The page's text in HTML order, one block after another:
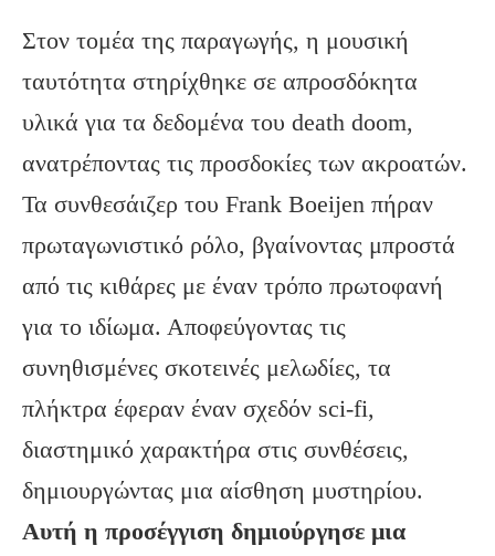
Στον τομέα της παραγωγής, η μουσική
ταυτότητα στηρίχθηκε σε απροσδόκητα
υλικά για τα δεδομένα του death doom,
ανατρέποντας τις προσδοκίες των ακροατών.
Τα συνθεσάιζερ του Frank Boeijen πήραν
πρωταγωνιστικό ρόλο, βγαίνοντας μπροστά
από τις κιθάρες με έναν τρόπο πρωτοφανή
για το ιδίωμα. Αποφεύγοντας τις
συνηθισμένες σκοτεινές μελωδίες, τα
πλήκτρα έφεραν έναν σχεδόν sci-fi,
διαστημικό χαρακτήρα στις συνθέσεις,
δημιουργώντας μια αίσθηση μυστηρίου.
Αυτή η προσέγγιση δημιούργησε μια